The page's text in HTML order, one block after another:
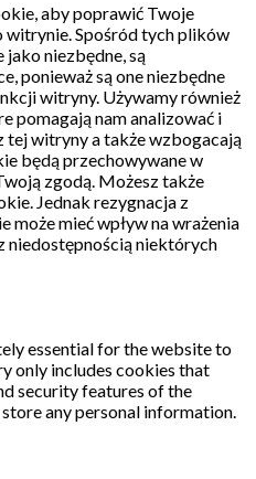
aby poprawić Twoje
witrynie. Spośród tych plików
niezbędne, są
ponieważ są one niezbędne
witryny. Używamy również
pomagają nam analizować i
tej witryny a także wzbogacają
będą przechowywane w
zgodą. Możesz także
Jednak rezygnacja z
mieć wpływ na wrażenia
niedostępnością niektórych
essential for the website to
only includes cookies that
security features of the
any personal information.